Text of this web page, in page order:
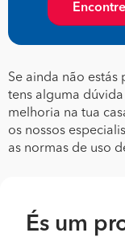
Se ainda não
tens alguma
melhoria na tua
os nossos
as normas de uso
És um